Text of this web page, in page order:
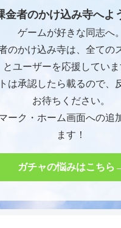
金者のかけ込み寺へよ
ゲームが好きな同志へ。
のかけ込み寺は、全ての
とユーザーを応援していま
は承認したら載るので、
お待ちください。
ーク・ホーム画面への追
ます！
ガチャの悩みはこちら